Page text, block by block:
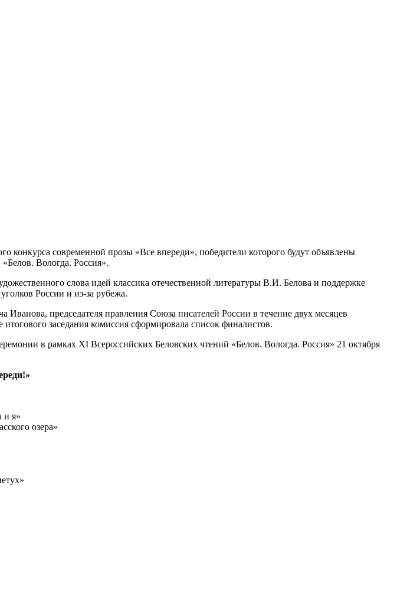
конкурса современной прозы «Все впереди», победители которого будут объявлены
Вологда. Россия».
слова идей классика отечественной литературы В.И. Белова и поддержке
России и из-за рубежа.
председателя правления Союза писателей России в течение двух месяцев
заседания комиссия сформировала список финалистов.
в рамках XI Всероссийских Беловских чтений «Белов. Вологда. Россия» 21 октября
и я»
озера»